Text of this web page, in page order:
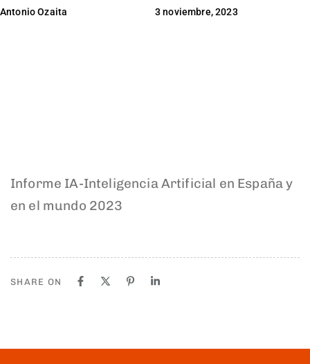
Antonio Ozaita 3 noviembre, 2023
Informe IA-Inteligencia Artificial en España y
en el mundo 2023
SHARE ON